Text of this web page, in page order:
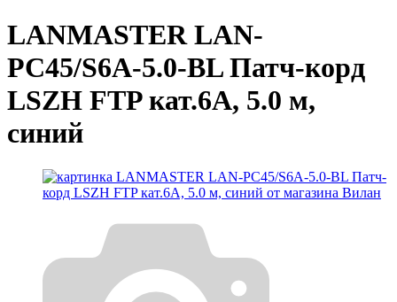
LANMASTER LAN-
PC45/S6A-5.0-BL Патч-корд
LSZH FTP кат.6A, 5.0 м,
синий